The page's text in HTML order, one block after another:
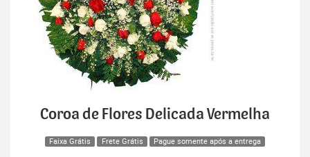
Coroa de Flores Delicada Vermelha
Faixa Grátis Frete Grátis Pague somente após a entrega